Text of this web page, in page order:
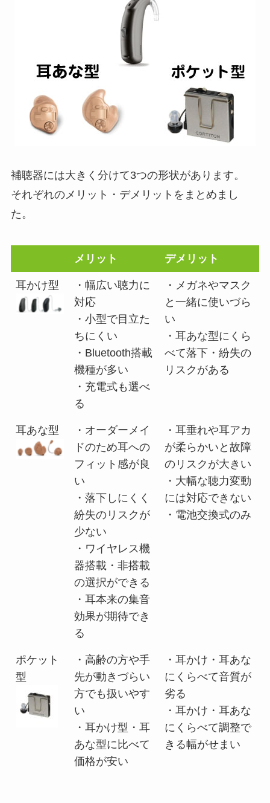
補聴器には大きく分けて3つの形状があります。
それぞれのメリット・デメリットをまとめまし
た。
メリット デメリット
耳かけ型
・幅広い聴力に
対応
・小型で目立た
ちにくい
・Bluetooth搭載
機種が多い
・充電式も選べ
る
・メガネやマスク
と一緒に使いづら
い
・耳あな型にくら
べて落下・紛失の
リスクがある
耳あな型
・オーダーメイ
ドのため耳への
フィット感が良
い
・落下しにくく
紛失のリスクが
少ない
・ワイヤレス機
器搭載・非搭載
の選択ができる
・耳本来の集音
効果が期待でき
る
・耳垂れや耳アカ
が柔らかいと故障
のリスクが大きい
・大幅な聴力変動
には対応できない
・電池交換式のみ
ポケット
型
・高齢の方や手
先が動きづらい
方でも扱いやす
い
・耳かけ型・耳
あな型に比べて
価格が安い
・耳かけ・耳あな
にくらべて音質が
劣る
・耳かけ・耳あな
にくらべて調整で
きる幅がせまい